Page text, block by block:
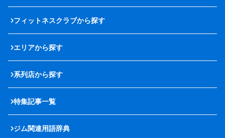
フィットネスクラブから探す
エリアから探す
系列店から探す
特集記事一覧
ジム関連用語辞典